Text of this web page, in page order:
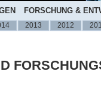
FORSCHUNG &
2013 2012